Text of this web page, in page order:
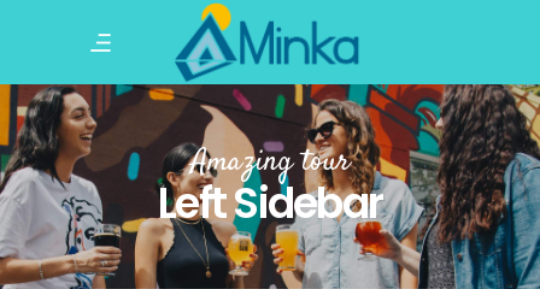
Amazing tour
Left Sidebar